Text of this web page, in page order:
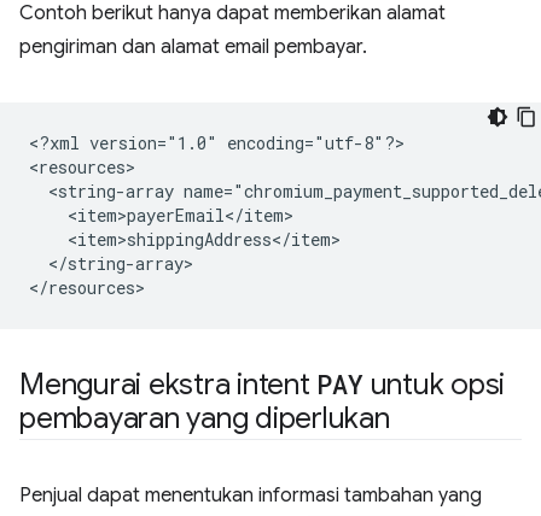
Contoh berikut hanya dapat memberikan alamat
pengiriman dan alamat email pembayar.
<?xml version="1.0"
encoding="utf-8"?>
<string-array
</string-array>
Mengurai ekstra intent PAYuntuk opsi
pembayaran yang diperlukan
Penjual dapat menentukan informasi tambahan yang